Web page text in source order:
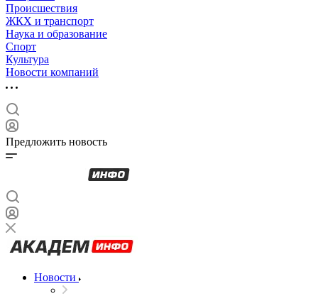
Происшествия
ЖКХ и транспорт
Наука и образование
Спорт
Культура
Новости компаний
Предложить новость
Новости